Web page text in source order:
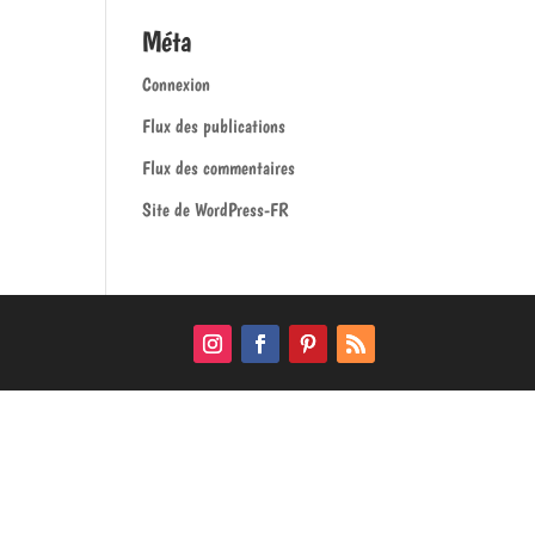
Méta
Connexion
Flux des publications
Flux des commentaires
Site de WordPress-FR